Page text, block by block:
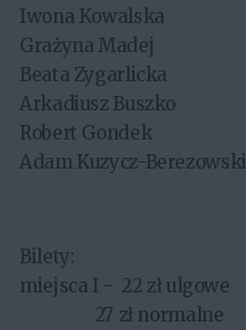
Iwona Kowalska
Grażyna Madej
Beata Zygarlicka
Arkadiusz Buszko
Robert Gondek
Adam Kuzycz-Berezowski
Bilety:
miejsca I - 22 zł ulgowe
27 zł normalne